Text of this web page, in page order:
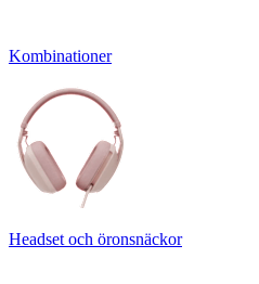
Kombinationer
Headset och öronsnäckor